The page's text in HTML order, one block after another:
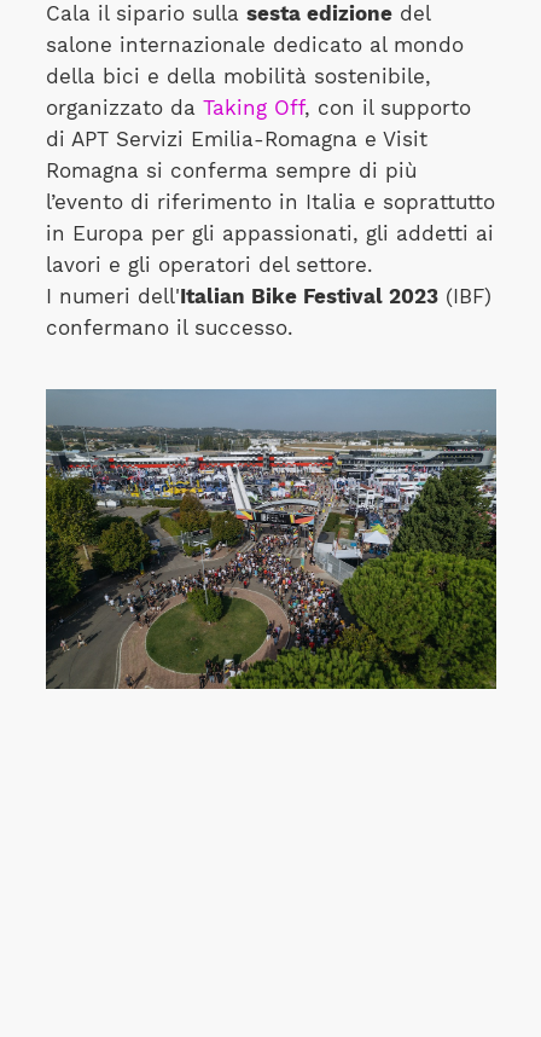
Cala il sipario sulla sesta edizionedel
salone internazionale dedicato al mondo
della bici e della mobilità sostenibile,
organizzato da Taking Off, con il supporto
di APT Servizi Emilia-Romagna e Visit
Romagna si conferma sempre di più
l’evento di riferimento in Italia e soprattutto
in Europa per gli appassionati, gli addetti ai
lavori e gli operatori del settore.
I numeri dell'Italian Bike Festival 2023(IBF)
confermano il successo.